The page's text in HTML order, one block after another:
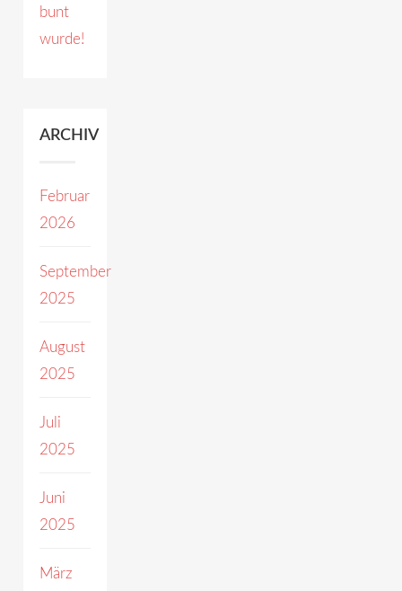
bunt
wurde!
ARCHIV
Februar
2026
September
2025
August
2025
Juli
2025
Juni
2025
März